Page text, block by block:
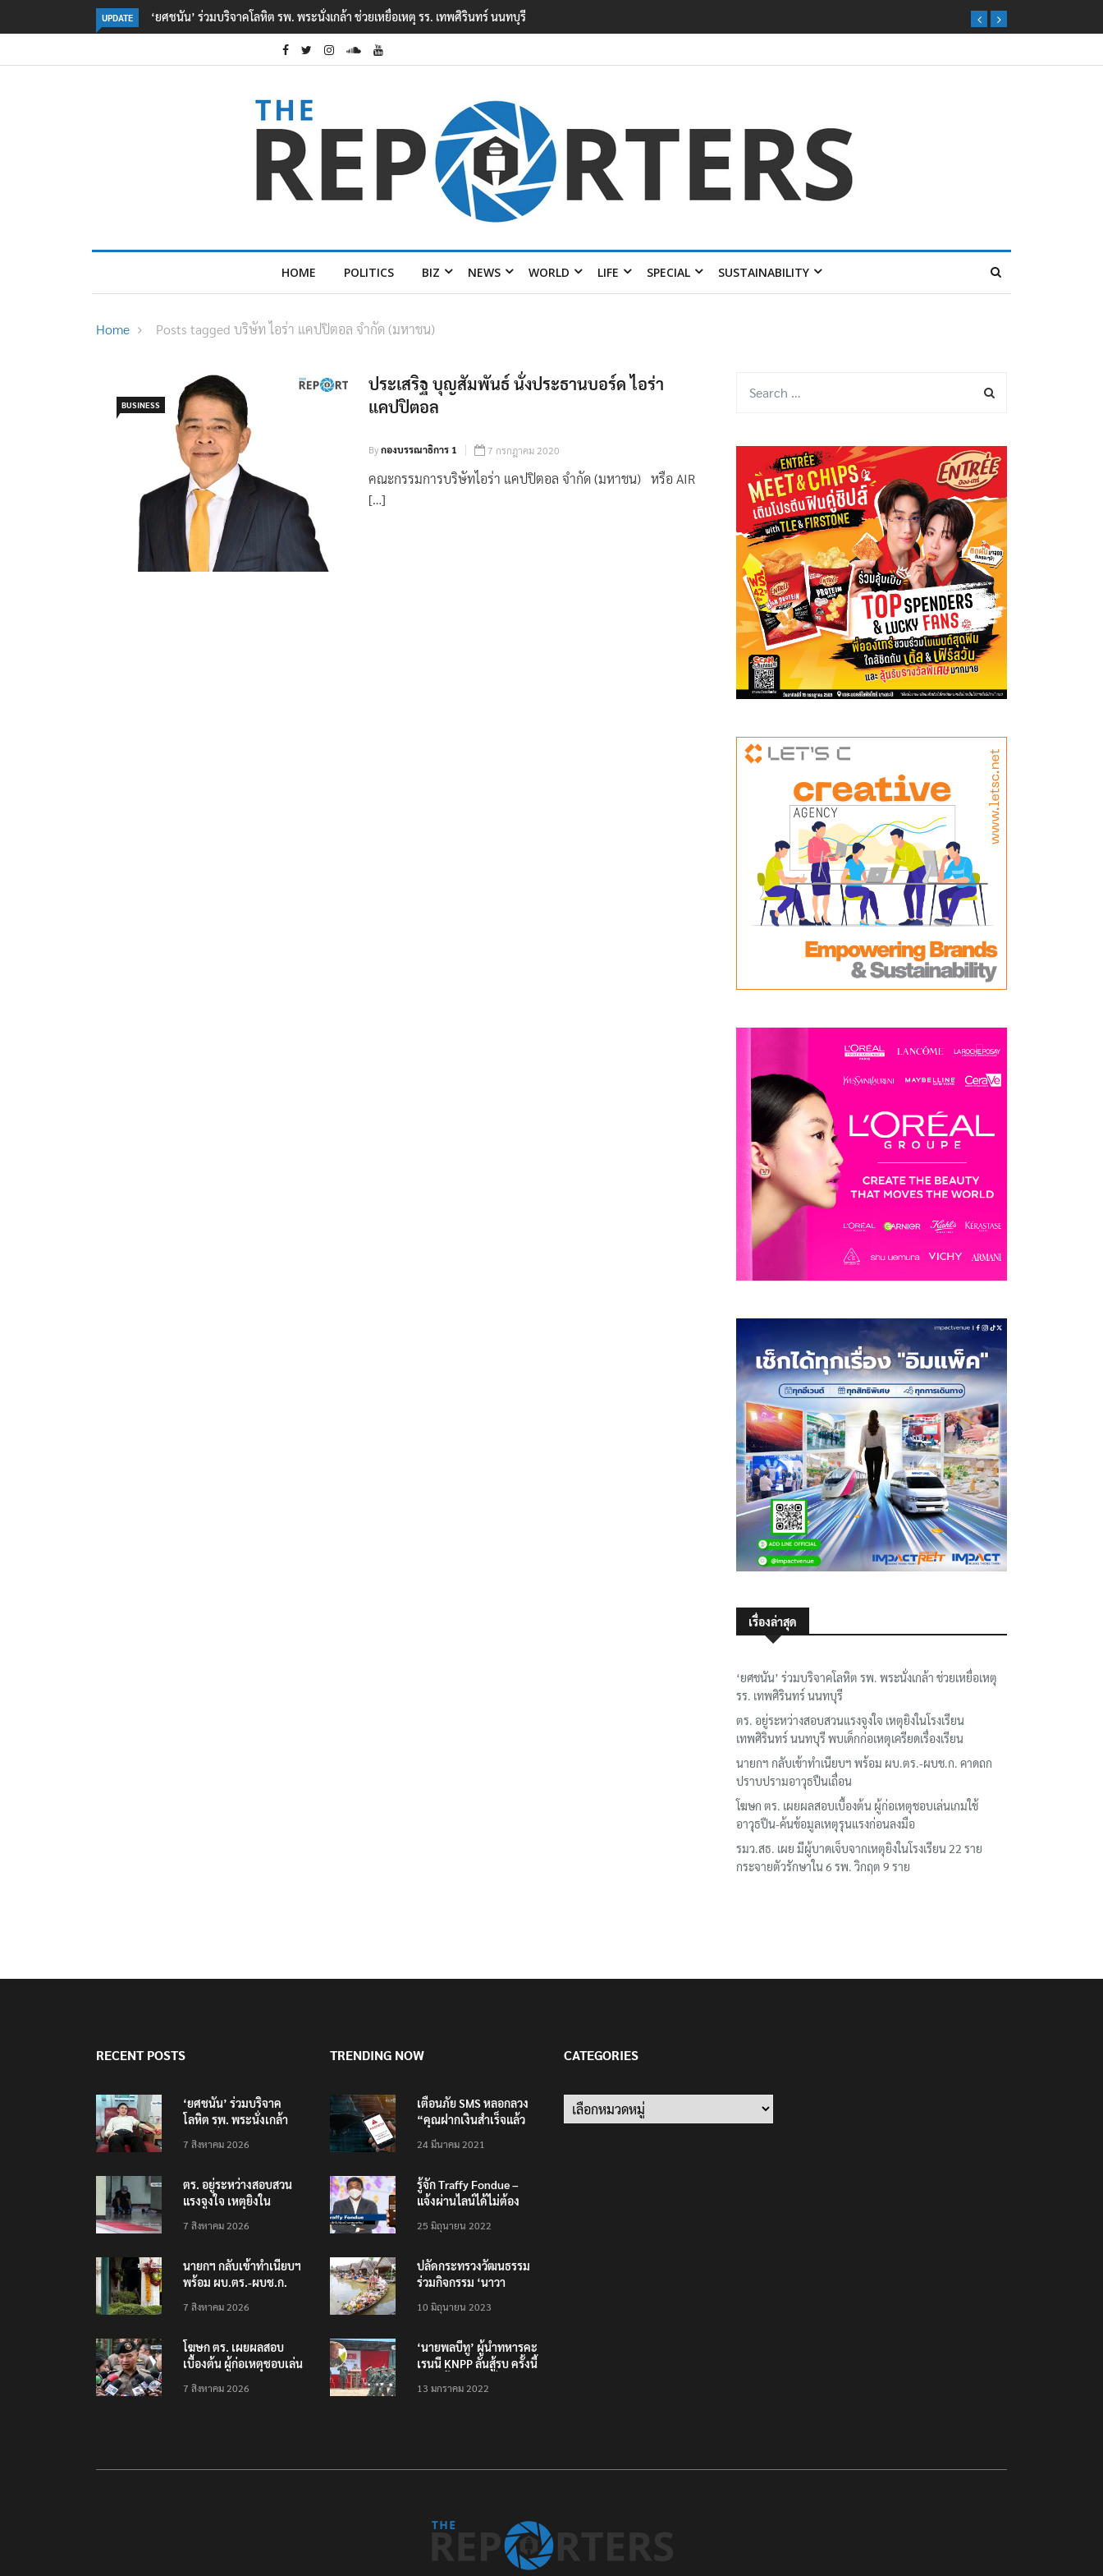
UPDATE
งเกล้า ช่วยเหยื่อเหตุ รร. เทพศิรินทร์ นนทบุรีตร. อยู่ระหว่างสอบสวนแรงจูงใจ เหตุยิงในโรงเรียนเทพศิรินทร์ นนทบุรี พบเด็กก่อ
เหตุเครียดเรื่องเรียน
HOME POLITICS BIZ NEWS WORLD LIFE SPECIAL SUSTAINABILITY
Home Posts tagged บริษัท ไอร่า แคปปิตอล จำกัด (มหาชน)
BUSINESS
ประเสริฐ บุญสัมพันธ์ นั่งประธานบอร์ด ไอร่า
แคปปิตอล
Byกองบรรณาธิการ 1 7 กรกฎาคม 2020
คณะกรรมการบริษัทไอร่า แคปปิตอล จำกัด (มหาชน) หรือ AIR
[…]
เรื่องล่าสุด
‘ยศชนัน’ ร่วมบริจาคโลหิต รพ. พระนั่งเกล้า ช่วยเหยื่อเหตุ
รร. เทพศิรินทร์ นนทบุรี
ตร. อยู่ระหว่างสอบสวนแรงจูงใจ เหตุยิงในโรงเรียน
เทพศิรินทร์ นนทบุรี พบเด็กก่อเหตุเครียดเรื่องเรียน
นายกฯ กลับเข้าทำเนียบฯ พร้อม ผบ.ตร.-ผบช.ก. คาดถก
ปราบปรามอาวุธปืนเถื่อน
โฆษก ตร. เผยผลสอบเบื้องต้น ผู้ก่อเหตุชอบเล่นเกมใช้
อาวุธปืน-ค้นข้อมูลเหตุรุนแรงก่อนลงมือ
รมว.สธ. เผย มีผู้บาดเจ็บจากเหตุยิงในโรงเรียน 22 ราย
กระจายตัวรักษาใน 6 รพ. วิกฤต 9 ราย
RECENT POSTS
‘ยศชนัน’ ร่วมบริจาค
โลหิต รพ. พระนั่งเกล้า
เทพศิรินทร์ นนทบุรี
7 สิงหาคม 2026
ตร. อยู่ระหว่างสอบสวน
แรงจูงใจ เหตุยิงใน
นนทบุรี พบเด็กก่อเหตุ
7 สิงหาคม 2026
นายกฯ กลับเข้าทำเนียบฯ
พร้อม ผบ.ตร.-ผบช.ก.
ปืนเถื่อน
7 สิงหาคม 2026
โฆษก ตร. เผยผลสอบ
เบื้องต้น ผู้ก่อเหตุชอบเล่น
เหตุรุนแรงก่อนลงมือ
7 สิงหาคม 2026
TRENDING NOW
เตือนภัย SMS หลอกลวง
“คุณฝากเงินสำเร็จแล้ว
200,000 บาท”
24 มีนาคม 2021
รู้จัก Traffy Fondue –
แจ้งผ่านไลน์ได้ไม่ต้อง
ทั่วไทย ไม่ใช่แค่ในกรุง
25 มิถุนายน 2022
ปลัดกระทรวงวัฒนธรรม
ร่วมกิจกรรม ‘นาวา
ตักบาตรทางน้ำ
10 มิถุนายน 2023
‘นายพลบีทู’ ผู้นำทหารคะ
เรนนี KNPP ลั่นสู้รบ ครั้งนี้
ประชาชนต้องชนะ
13 มกราคม 2022
CATEGORIES
Categories